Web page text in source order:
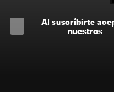
Al suscríbirte
nuestros